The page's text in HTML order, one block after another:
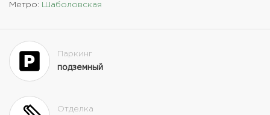
Метро:
Шаболовская
Паркинг
подземный
Отделка